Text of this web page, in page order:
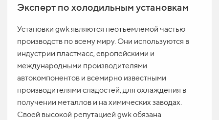
Эксперт по холодильным установкам
Установки gwkявляются неотъемлемой частью
производств по всему миру. Они используются в
индустрии пластмасс, европейскими и
международными производителями
автокомпонентов и всемирно известными
производителями сладостей, для охлаждения в
получении металлов и на химических заводах.
Своей высокой репутацией gwkобязана